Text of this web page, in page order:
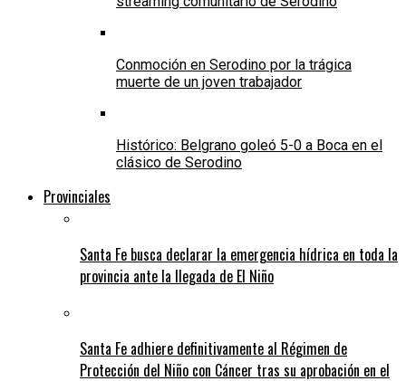
Conmoción en Serodino por la trágica
muerte de un joven trabajador
Histórico: Belgrano goleó 5-0 a Boca en el
clásico de Serodino
Provinciales
Santa Fe busca declarar la emergencia hídrica en toda la
provincia ante la llegada de El Niño
Santa Fe adhiere definitivamente al Régimen de
Protección del Niño con Cáncer tras su aprobación en el